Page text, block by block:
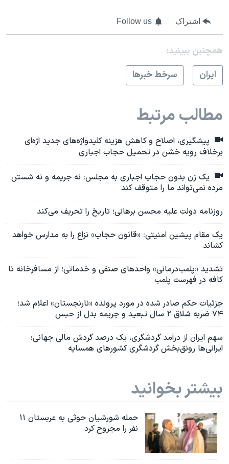
اشتراک Follow us
همچنبن ببینید:
ايران
سرخط خبرها
مطالب مرتبط
پیشگیری، اصلاح و کاهش هزینه کلیدواژه‌های جدید اژه‌ای
برخلاف رویه خشن در تحمیل حجاب اجباری
یک زن بدون حجاب اجباری به مجلس: نه جریمه و نه شستن
مرده نمی‌تواند ما را متوقف کند
روزنامه دولت علیه محسن برهانی؛ تاریخ را تحریف می‌کند
یک مقام پیشین امنیتی: «قانون حجاب» نزاع را به مدارس خواهد
کشاند
تشدید «پلمب‌درمانی» واحد‌های صنفی و خدماتی؛ از مسافرخانه تا
کافه در فهرست پلمب
جزئیات حکم صادر شده در مورد پرونده «نارنجستان» اعلام شد؛
۷۴ ضربه شلاق ۲ سال تبعید و جریمه بدل از حبس
سهم ایران از درآمد گردشگری، یک درصد گردش مالی جهانی؛
ایرانی‌ها رونق‌بخش گردشگری کشورهای همسایه
بیشتر بخوانید
حمله شورشیان حوثی به عربستان ۱۱
نفر را مجروح کرد